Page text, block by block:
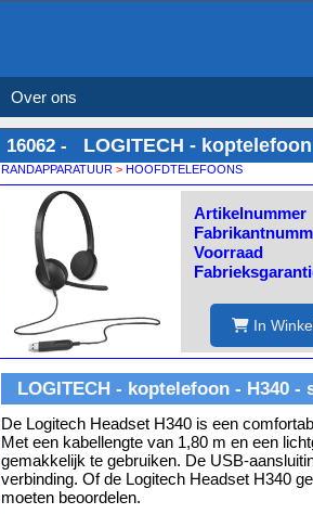
Over ons
16062 - LOGITECH -
RANDAPPARATUUR > HOOFDTELEFOONS
Artikelnummer
Voorraad
In
LOGITECH - koptelefoon - H340
De Logitech Headset H340 is een
Met een kabellengte van 1,80 m en een
gemakkelijk te gebruiken. De USB-
verbinding. Of de Logitech Headset H340
moeten beoordelen.